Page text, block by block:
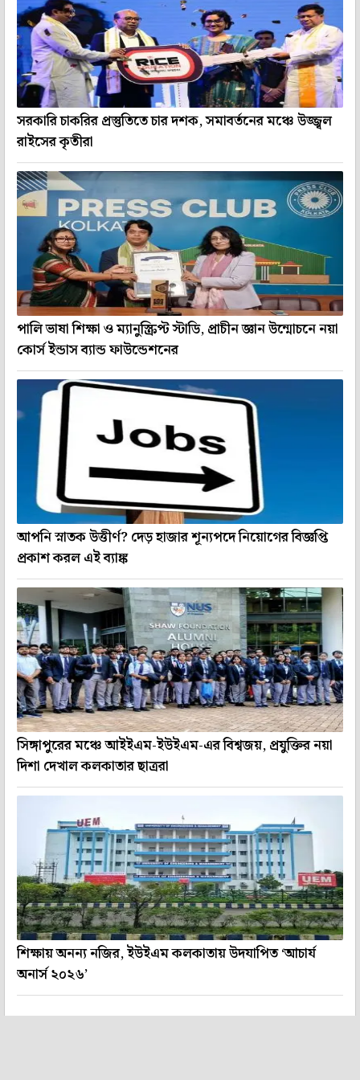
সরকারি চাকরির প্রস্তুতিতে চার দশক, সমাবর্তনের মঞ্চে উজ্জ্বল
রাইসের কৃতীরা
পালি ভাষা শিক্ষা ও ম্যানুস্ক্রিপ্ট স্টাডি, প্রাচীন জ্ঞান উন্মোচনে নয়া
কোর্স ইন্ডাস ব্যান্ড ফাউন্ডেশনের
আপনি স্নাতক উত্তীর্ণ? দেড় হাজার শূন্যপদে নিয়োগের বিজ্ঞপ্তি
প্রকাশ করল এই ব্যাঙ্ক
সিঙ্গাপুরের মঞ্চে আইইএম-ইউইএম-এর বিশ্বজয়, প্রযুক্তির নয়া
দিশা দেখাল কলকাতার ছাত্ররা
শিক্ষায় অনন্য নজির, ইউইএম কলকাতায় উদযাপিত ‘আচার্য
অনার্স ২০২৬’